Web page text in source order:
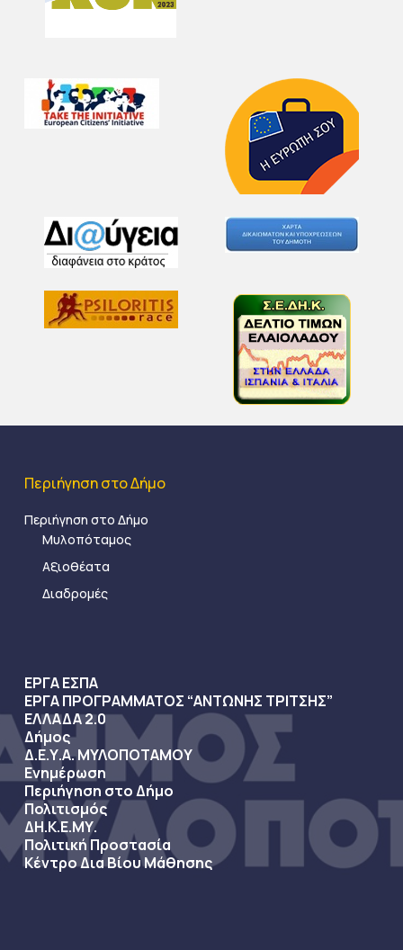
Περιήγηση στο Δήμο
Περιήγηση στο Δήμο
Μυλοπόταμος
Αξιοθέατα
Διαδρομές
ΕΡΓΑ ΕΣΠΑ
ΕΡΓΑ ΠΡΟΓΡΑΜΜΑΤΟΣ “ΑΝΤΩΝΗΣ ΤΡΙΤΣΗΣ”
ΕΛΛΑΔΑ 2.0
Δήμος
Δ.Ε.Υ.Α. ΜΥΛΟΠΟΤΑΜΟΥ
Ενημέρωση
Περιήγηση στο Δήμο
Πολιτισμός
ΔΗ.Κ.Ε.ΜΥ.
Πολιτική Προστασία
Κέντρο Δια Βίου Μάθησης